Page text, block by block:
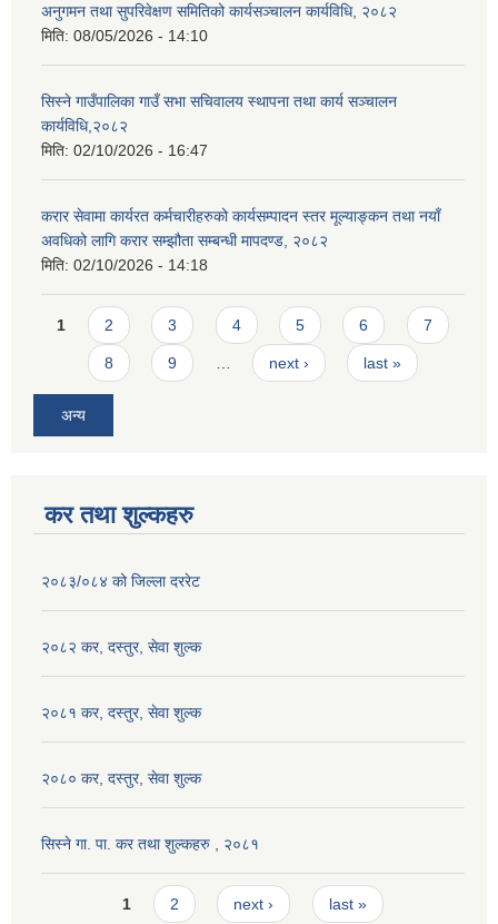
अनुगमन तथा सुपरिवेक्षण समितिको कार्यसञ्चालन कार्यविधि, २०८२
मिति: 08/05/2026 - 14:10
सिस्ने गाउँपालिका गाउँ सभा सचिवालय स्थापना तथा कार्य सञ्चालन
कार्यविधि,२०८२
मिति: 02/10/2026 - 16:47
करार सेवामा कार्यरत कर्मचारीहरुको कार्यसम्पादन स्तर मूल्याङ्कन तथा नयाँ
अवधिको लागि करार सम्झौता सम्बन्धी मापदण्ड, २०८२
मिति: 02/10/2026 - 14:18
Pages
1 2 3 4 5 6 7
8 9 … next › last »
अन्य
कर तथा शुल्कहरु
२०८३/०८४ को जिल्ला दररेट
२०८२ कर, दस्तुर, सेवा शुल्क
२०८१ कर, दस्तुर, सेवा शुल्क
२०८० कर, दस्तुर, सेवा शुल्क
सिस्ने गा. पा. कर तथा शुल्कहरु , २०८१
Pages1 2 next › last »